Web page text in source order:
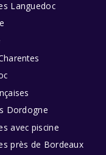
Languedoc
Dordogne
avec piscine
près de Bordeaux